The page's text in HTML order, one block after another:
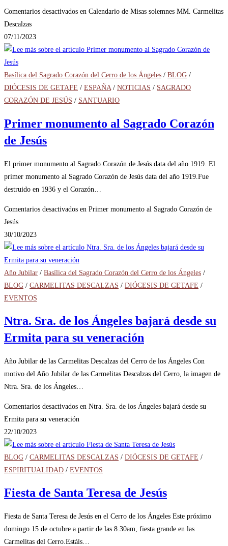
Comentarios desactivados en Calendario de Misas solemnes MM. Carmelitas
Descalzas
07/11/2023
Basílica del Sagrado Corazón del Cerro de los Ángeles / BLOG /
DIÓCESIS DE GETAFE / ESPAÑA/ NOTICIAS / SAGRADO
CORAZÓN DE JESÚS / SANTUARIO
Primer monumento al Sagrado Corazón
de Jesús
El primer monumento al Sagrado Corazón de Jesús data del año 1919. El
primer monumento al Sagrado Corazón de Jesús data del año 1919.Fue
destruido en 1936 y el Corazón…
Comentarios desactivados en Primer monumento al Sagrado Corazón de
Jesús
30/10/2023
Año Jubilar / Basílica del Sagrado Corazón del Cerro de los Ángeles /
BLOG / CARMELITAS DESCALZAS / DIÓCESIS DE GETAFE /
EVENTOS
Ntra. Sra. de los Ángeles bajará desde su
Ermita para su veneración
Año Jubilar de las Carmelitas Descalzas del Cerro de los Ángeles Con
motivo del Año Jubilar de las Carmelitas Descalzas del Cerro, la imagen de
Ntra. Sra. de los Ángeles…
Comentarios desactivados en Ntra. Sra. de los Ángeles bajará desde su
Ermita para su veneración
22/10/2023
BLOG / CARMELITAS DESCALZAS / DIÓCESIS DE GETAFE /
ESPIRITUALIDAD / EVENTOS
Fiesta de Santa Teresa de Jesús
Fiesta de Santa Teresa de Jesús en el Cerro de los Ángeles Este próximo
domingo 15 de octubre a partir de las 8.30am, fiesta grande en las
Carmelitas del Cerro.Estáis…